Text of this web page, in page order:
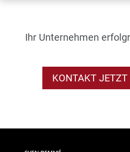
Ihr Unternehmen
KONTAKT JETZT